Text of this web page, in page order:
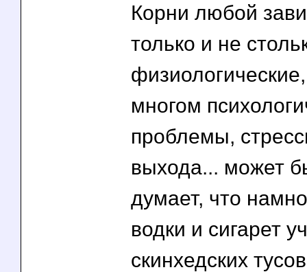
Корни любой
только и не
многом
проблемы,
выхода... может
думает, что
водки и сигарет
скинхедских